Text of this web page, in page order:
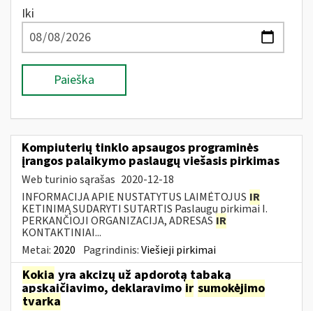
Iki
Paieška
Kompiuterių tinklo apsaugos programinės
įrangos palaikymo paslaugų viešasis pirkimas
Web turinio sąrašas 2020-12-18
INFORMACIJA APIE NUSTATYTUS LAIMĖTOJUS IR
KETINIMĄ SUDARYTI SUTARTIS Paslaugų pirkimai I.
PERKANČIOJI ORGANIZACIJA, ADRESAS IR
KONTAKTINIAI...
Metai: 2020 Pagrindinis:Viešieji pirkimai
Kokia yra akcizų už apdorotą tabaką
apskaičiavimo, deklaravimo ir sumokėjimo
tvarka